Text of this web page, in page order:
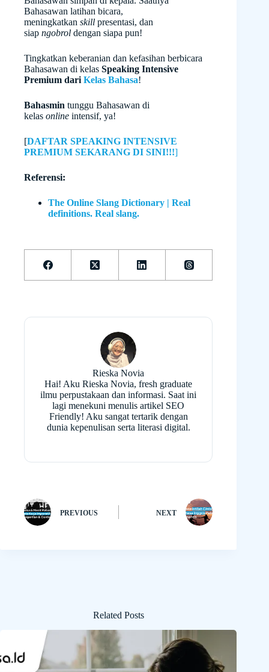
Bahasawan latihan bicara,
meningkatkan skill presentasi, dan
siap ngobrol dengan siapa pun!
Tingkatkan keberanian dan kefasihan berbicara
Bahasawan di kelas Speaking Intensive
Premium dari Kelas Bahasa!
Bahasmin tunggu Bahasawan di
kelas online intensif, ya!
[DAFTAR SPEAKING INTENSIVE
PREMIUM SEKARANG DI SINI!!!]
Referensi:
The Online Slang Dictionary | Real
definitions. Real slang.
Rieska Novia
Hai! Aku Rieska Novia, fresh graduate
ilmu perpustakaan dan informasi. Saat ini
lagi menekuni menulis artikel SEO
Friendly! Aku sangat tertarik dengan
dunia kepenulisan serta literasi digital.
PREVIOUS NEXT
Related Posts